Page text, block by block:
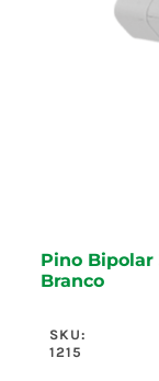
Pino Bipolar
Branco
SKU:
1215